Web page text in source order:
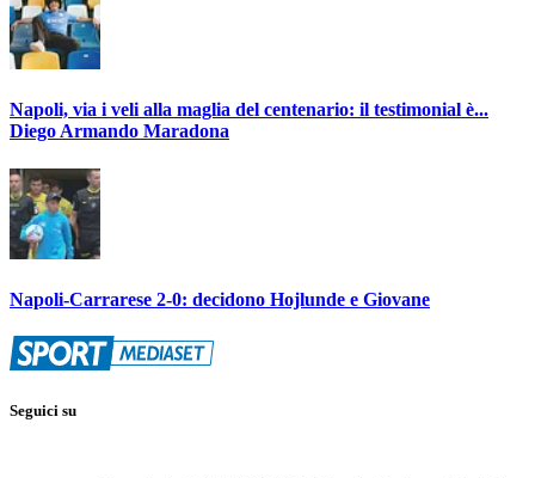
Napoli, via i veli alla maglia del centenario: il testimonial è...
Diego Armando Maradona
Napoli-Carrarese 2-0: decidono Hojlunde e Giovane
Seguici su